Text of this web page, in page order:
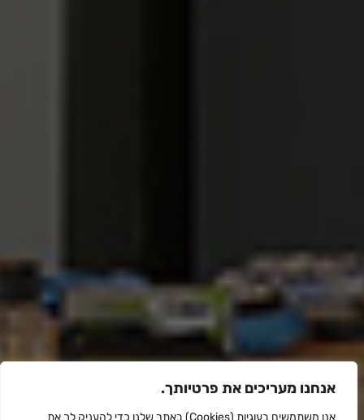
אנחנו מעריכים את פרטיותך.
אנו משתמשים בעוגיות (Cookies) באתר שלנו כדי להעניק לך את